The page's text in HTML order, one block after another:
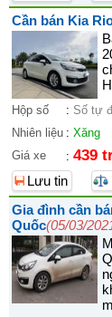
Cần bán Kia
Hộp số : Số tự
Nhiên liệu : Xăng
Giá xe
: 439
Lưu tin
Gia đình cần
Quốc(05/03/